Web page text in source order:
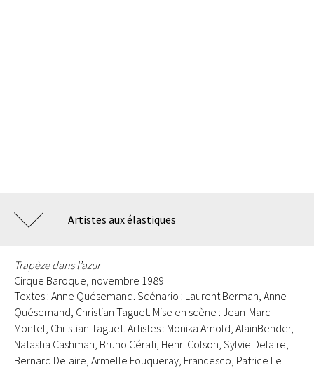
Artistes aux élastiques
Trapèze dans l’azur
Cirque Baroque, novembre 1989
Textes : Anne Quésemand. Scénario : Laurent Berman, Anne
Quésemand, Christian Taguet. Mise en scène : Jean-Marc
Montel, Christian Taguet. Artistes : Monika Arnold, AlainBender,
Natasha Cashman, Bruno Cérati, Henri Colson, Sylvie Delaire,
Bernard Delaire, Armelle Fouqueray, Francesco, Patrice Le